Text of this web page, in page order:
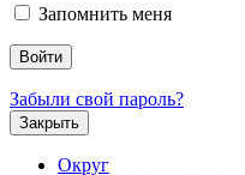
Запомнить меня
Забыли свой пароль?
Закрыть
Округ